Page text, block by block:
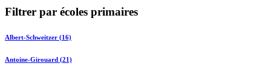
Filtrer par écoles primaires
Albert-Schweitzer (16)
Antoine-Girouard (21)